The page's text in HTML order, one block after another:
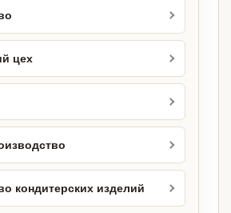
цех
кондитерских изделий